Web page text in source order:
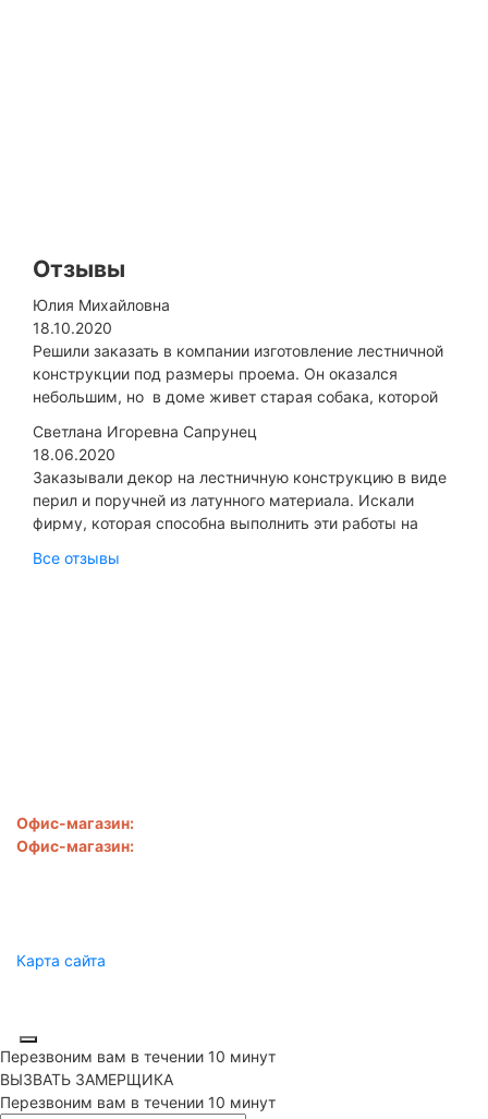
Отзывы
Юлия Михайловна
18.10.2020
Решили заказать в компании изготовление лестничной
конструкции под размеры проема. Он оказался
небольшим, но в доме живет старая собака, которой
Светлана Игоревна Сапрунец
18.06.2020
Заказывали декор на лестничную конструкцию в виде
перил и поручней из латунного материала. Искали
фирму, которая способна выполнить эти работы на
длительную эксплуатацию...
Все отзывы
Офис-магазин:
Офис-магазин:
Карта сайта
Перезвоним вам в течении 10 минут
ВЫЗВАТЬ ЗАМЕРЩИКА
Перезвоним вам в течении 10 минут